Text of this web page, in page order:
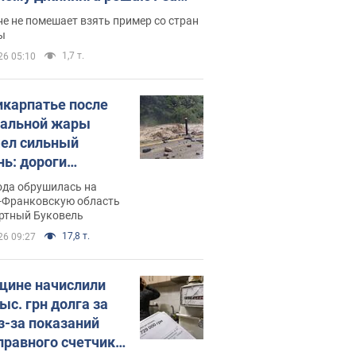
не помешает взять пример со стран
05:10 1,7 т.
после
жары
сильный
дороги
в реки.
обрушилась на
область
Буковель
09:27 17,8 т.
начислили
грн долга за
за показаний
счетчика: